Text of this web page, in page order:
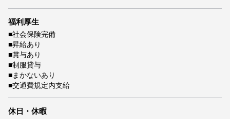
福利厚生
■社会保険完備
■昇給あり
■賞与あり
■制服貸与
■まかないあり
■交通費規定内支給
休日・休暇